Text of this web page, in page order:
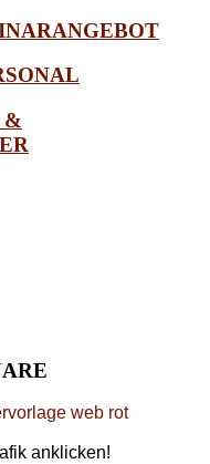
&
anklicken!